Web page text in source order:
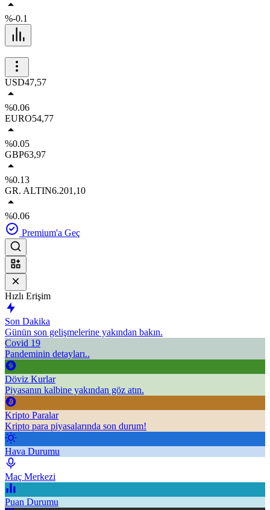
%-0.1
USD47,57
%0.06
EURO54,77
%0.05
GBP63,97
%0.13
GR. ALTIN6.201,10
%0.06
Premium'a Geç
Hızlı Erişim
Son Dakika
Günün son gelişmelerine yakından bakın.
Covid 19
Pandeminin detayları..
Döviz Kurlar
Piyasanın kalbine yakından göz atın.
Kripto Paralar
Kripto para piyasalarında son durum!
Hava Durumu
Maç Merkezi
Puan Durumu